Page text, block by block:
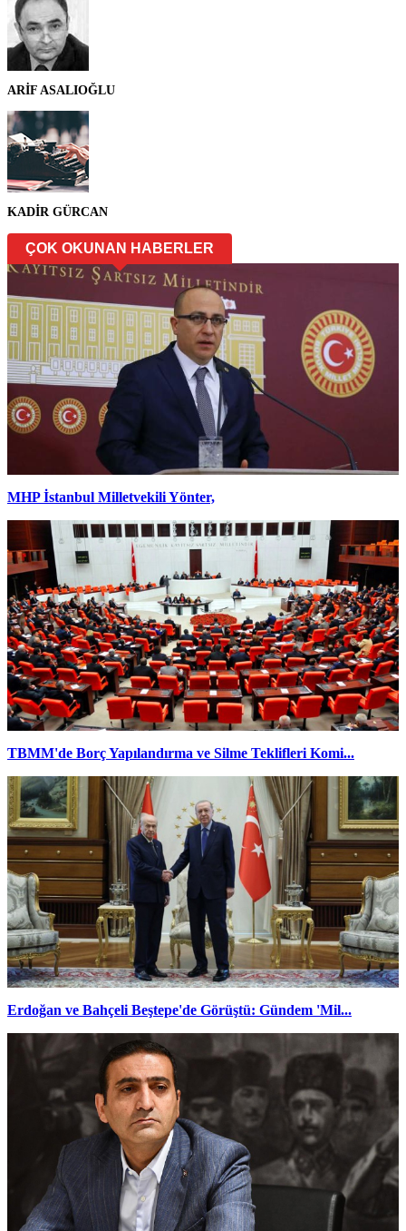
ARİF ASALIOĞLU
KADİR GÜRCAN
ÇOK OKUNAN HABERLER
MHP İstanbul Milletvekili Yönter,
TBMM'de Borç Yapılandırma ve Silme Teklifleri Komi...
Erdoğan ve Bahçeli Beştepe'de Görüştü: Gündem 'Mil...